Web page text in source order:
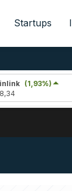
Startups